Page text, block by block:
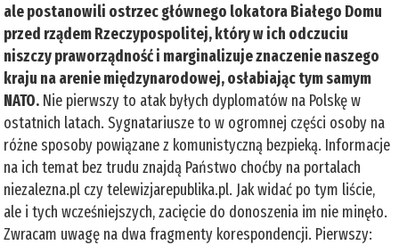
ale postanowili ostrzec głównego lokatora Białego Domu
przed rządem Rzeczypospolitej, który w ich odczuciu
niszczy praworządność i marginalizuje znaczenie naszego
kraju na arenie międzynarodowej, osłabiając tym samym
NATO. Nie pierwszy to atak byłych dyplomatów na Polskę w
ostatnich latach. Sygnatariusze to w ogromnej części osoby na
różne sposoby powiązane z komunistyczną bezpieką. Informacje
na ich temat bez trudu znajdą Państwo choćby na portalach
niezalezna.pl czy telewizjarepublika.pl. Jak widać po tym liście,
ale i tych wcześniejszych, zacięcie do donoszenia im nie minęło.
Zwracam uwagę na dwa fragmenty korespondencji. Pierwszy: